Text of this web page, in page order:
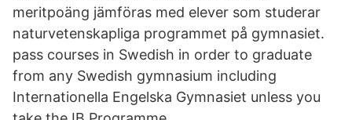
meritpoäng jämföras med elever som studerar
naturvetenskapliga programmet på gymnasiet.
pass courses in Swedish in order to graduate
from any Swedish gymnasium including
Internationella Engelska Gymnasiet unless you